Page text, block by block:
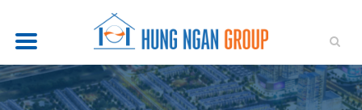
TỔNG QUAN